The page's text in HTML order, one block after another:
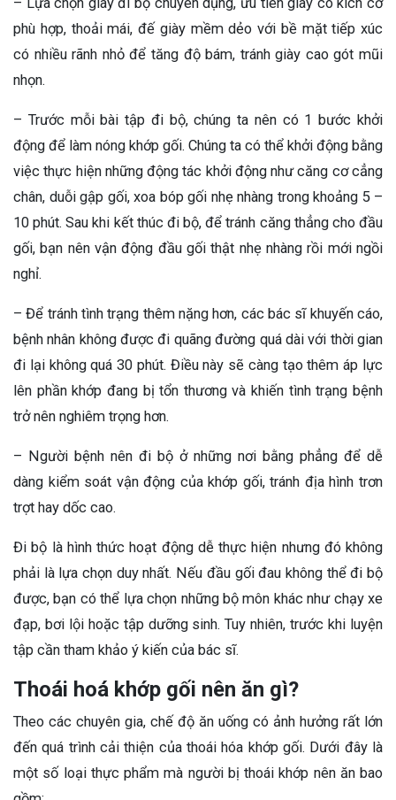
phù hợp, thoải mái, đế giày mềm dẻo với bề mặt tiếp xúc
có nhiều rãnh nhỏ để tăng độ bám, tránh giày cao gót mũi
nhọn.
– Trước mỗi bài tập đi bộ, chúng ta nên có 1 bước khởi
động để làm nóng khớp gối. Chúng ta có thể khởi động bằng
việc thực hiện những động tác khởi động như căng cơ cẳng
chân, duỗi gập gối, xoa bóp gối nhẹ nhàng trong khoảng 5 –
10 phút. Sau khi kết thúc đi bộ, để tránh căng thẳng cho đầu
gối, bạn nên vận động đầu gối thật nhẹ nhàng rồi mới ngồi
nghỉ.
– Để tránh tình trạng thêm nặng hơn, các bác sĩ khuyến cáo,
bệnh nhân không được đi quãng đường quá dài với thời gian
đi lại không quá 30 phút. Điều này sẽ càng tạo thêm áp lực
lên phần khớp đang bị tổn thương và khiến tình trạng bệnh
trở nên nghiêm trọng hơn.
– Người bệnh nên đi bộ ở những nơi bằng phẳng để dễ
dàng kiểm soát vận động của khớp gối, tránh địa hình trơn
trợt hay dốc cao.
Đi bộ là hình thức hoạt động dễ thực hiện nhưng đó không
phải là lựa chọn duy nhất. Nếu đầu gối đau không thể đi bộ
được, bạn có thể lựa chọn những bộ môn khác như chạy xe
đạp, bơi lội hoặc tập dưỡng sinh. Tuy nhiên, trước khi luyện
tập cần tham khảo ý kiến của bác sĩ.
Thoái hoá khớp gối nên ăn gì?
Theo các chuyên gia, chế độ ăn uống có ảnh hưởng rất lớn
đến quá trình cải thiện của thoái hóa khớp gối. Dưới đây là
một số loại thực phẩm mà người bị thoái khớp nên ăn bao